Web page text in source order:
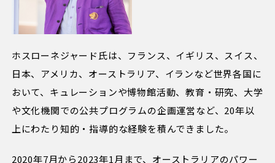
ホスローネジャード氏は、フランス、イギリス、スイス、
日本、アメリカ、オーストラリア、イランなど世界各国に
おいて、キュレーションや博物館活動、教育・研究、大学
や文化機関での公共プログラムの企画運営など、20年以
上にわたり知的・指導的な経験を積んできました。
2020年7月から2023年1月まで、オーストラリアのパワー